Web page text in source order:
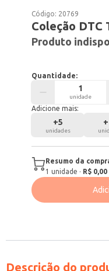
Código: 20769
Coleção DTC
Produto
Quantidade:
unidade
Adicione mais:
+5
unidades
+
Resumo da
1 unidade · R$ 0,00
Descrição do